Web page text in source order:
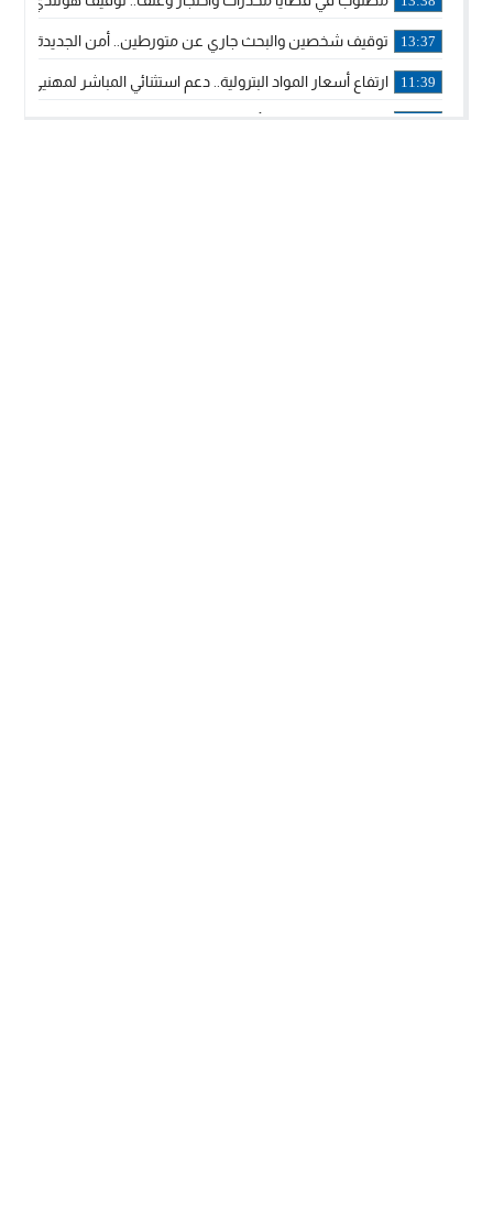
13:37 توقيف شخصين والبحث جاري عن متورطين.. أمن الجديدة يفك
11:39 ارتفاع أسعار المواد البترولية.. دعم استثنائي المباشر لمهنيي